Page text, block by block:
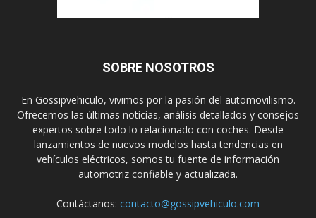
SOBRE NOSOTROS
En Gossipvehiculo, vivimos por la pasión del automovilismo.
Ofrecemos las últimas noticias, análisis detallados y consejos
expertos sobre todo lo relacionado con coches. Desde
lanzamientos de nuevos modelos hasta tendencias en
vehículos eléctricos, somos tu fuente de información
automotriz confiable y actualizada.
Contáctanos: contacto@gossipvehiculo.com